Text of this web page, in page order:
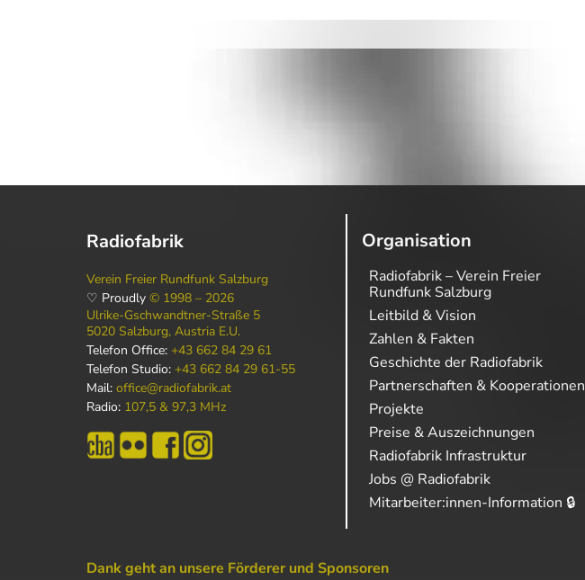
Radiofabrik
Verein Freier Rundfunk Salzburg
♡ Proudly © 1998 – 2026
Ulrike-Gschwandtner-Straße 5
5020 Salzburg, Austria E.U.
Telefon Office: +43 662 84 29 61
Telefon Studio: +43 662 84 29 61-55
Mail: office@radiofabrik.at
Radio: 107,5 & 97,3 MHz
Organisation
Radiofabrik – Verein Freier
Rundfunk Salzburg
Leitbild & Vision
Zahlen & Fakten
Geschichte der Radiofabrik
Partnerschaften & Kooperationen
Projekte
Preise & Auszeichnungen
Radiofabrik Infrastruktur
Jobs @ Radiofabrik
Mitarbeiter:innen-Information 🔒
Dank geht an unsere Förderer und Sponsoren